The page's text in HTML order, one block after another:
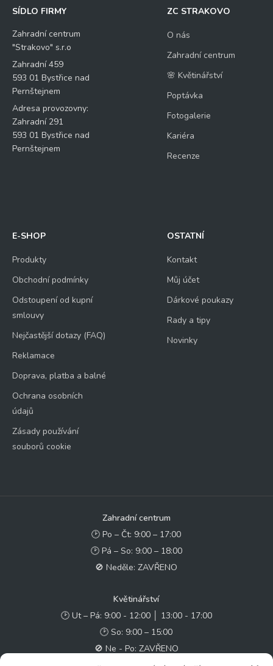
SÍDLO FIRMY
Zahradní centrum
"Strakovo" s.r.o
Zahradní 459
593 01 Bystřice nad
Pernštejnem
Adresa provozovny:
Zahradní 291
593 01 Bystřice nad
Pernštejnem
ZC STRAKOVO
O nás
Zahradní centrum
🌸 Květinářství
Poptávka
Fotogalerie
Kariéra
Recenze
E-SHOP
Produkty
Obchodní podmínky
Odstoupení od kupní
smlouvy
Nejčastější dotazy (FAQ)
Reklamace
Doprava, platba a balné
Ochrana osobních
údajů
Zásady používání
souborů cookie
OSTATNÍ
Kontakt
Můj účet
Dárkové poukazy
Rady a tipy
Novinky
Zahradní centrum
🕑 Po – Čt: 9:00 – 17:00
🕑 Pá – So: 9:00 – 18:00
🚫 Neděle: ZAVŘENO
Květinářství
🕑 Ut – Pá: 9:00 - 12:00 │ 13:00 - 17:00
🕑 So: 9:00 – 15:00
🚫 Ne - Po: ZAVŘENO